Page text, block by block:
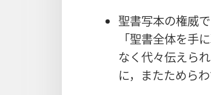
聖書写本の権威
「聖書全体を手に
なく代々伝えら
に，またためら